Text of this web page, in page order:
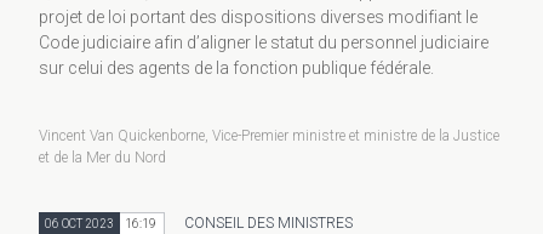
projet de loi portant des dispositions diverses modifiant le
Code judiciaire afin d’aligner le statut du personnel judiciaire
sur celui des agents de la fonction publique fédérale.
Vincent Van Quickenborne, Vice-Premier ministre et ministre de la Justice
et de la Mer du Nord
06 OCT 2023 16:19 CONSEIL DES MINISTRES